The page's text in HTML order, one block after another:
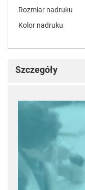
Rozmiar nadruku
Kolor nadruku
Szczegóły